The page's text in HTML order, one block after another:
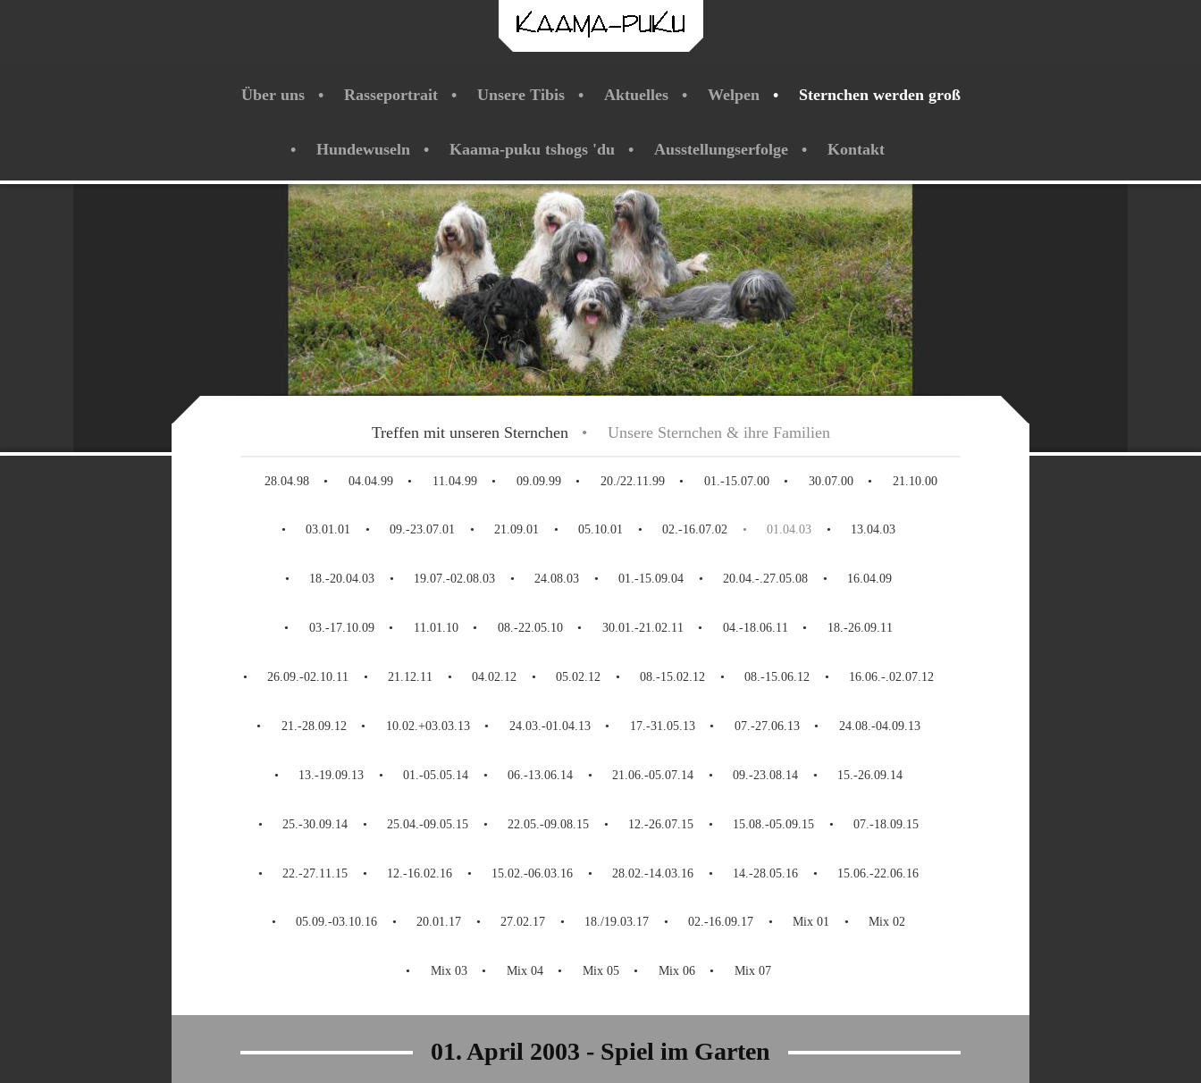
Über uns Rasseportrait Unsere Tibis Aktuelles Welpen Sternchen werden groß
Hundewuseln Kaama-puku tshogs 'du Ausstellungserfolge Kontakt
Treffen mit unseren Sternchen Unsere Sternchen & ihre Familien
28.04.98 04.04.99 11.04.99 09.09.99 20./22.11.99 01.-15.07.00 30.07.00 21.10.00
03.01.01 09.-23.07.01 21.09.01 05.10.01 02.-16.07.02 01.04.03 13.04.03
18.-20.04.03 19.07.-02.08.03 24.08.03 01.-15.09.04 20.04.-.27.05.08 16.04.09
03.-17.10.09 11.01.10 08.-22.05.10 30.01.-21.02.11 04.-18.06.11 18.-26.09.11
26.09.-02.10.11 21.12.11 04.02.12 05.02.12 08.-15.02.12 08.-15.06.12 16.06.-.02.07.12
21.-28.09.12 10.02.+03.03.13 24.03.-01.04.13 17.-31.05.13 07.-27.06.13 24.08.-04.09.13
13.-19.09.13 01.-05.05.14 06.-13.06.14 21.06.-05.07.14 09.-23.08.14 15.-26.09.14
25.-30.09.14 25.04.-09.05.15 22.05.-09.08.15 12.-26.07.15 15.08.-05.09.15 07.-18.09.15
22.-27.11.15 12.-16.02.16 15.02.-06.03.16 28.02.-14.03.16 14.-28.05.16 15.06.-22.06.16
05.09.-03.10.16 20.01.17 27.02.17 18./19.03.17 02.-16.09.17 Mix 01 Mix 02
Mix 03 Mix 04 Mix 05 Mix 06 Mix 07
01. April 2003 - Spiel im Garten